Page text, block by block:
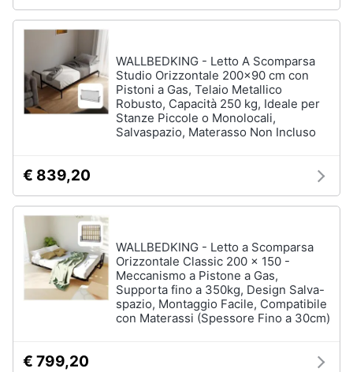
Armadio
Vedi
tutti
WALLBEDKING - Letto A Scomparsa
Studio Orizzontale 200x90 cm con
Pistoni a Gas, Telaio Metallico
Robusto, Capacità 250 kg, Ideale per
Stanze Piccole o Monolocali,
Salvaspazio, Materasso Non Incluso
€ 839,20
WALLBEDKING - Letto a Scomparsa
Orizzontale Classic 200 x 150 -
Meccanismo a Pistone a Gas,
Supporta fino a 350kg, Design Salva-
spazio, Montaggio Facile, Compatibile
con Materassi (Spessore Fino a 30cm)
€ 799,20